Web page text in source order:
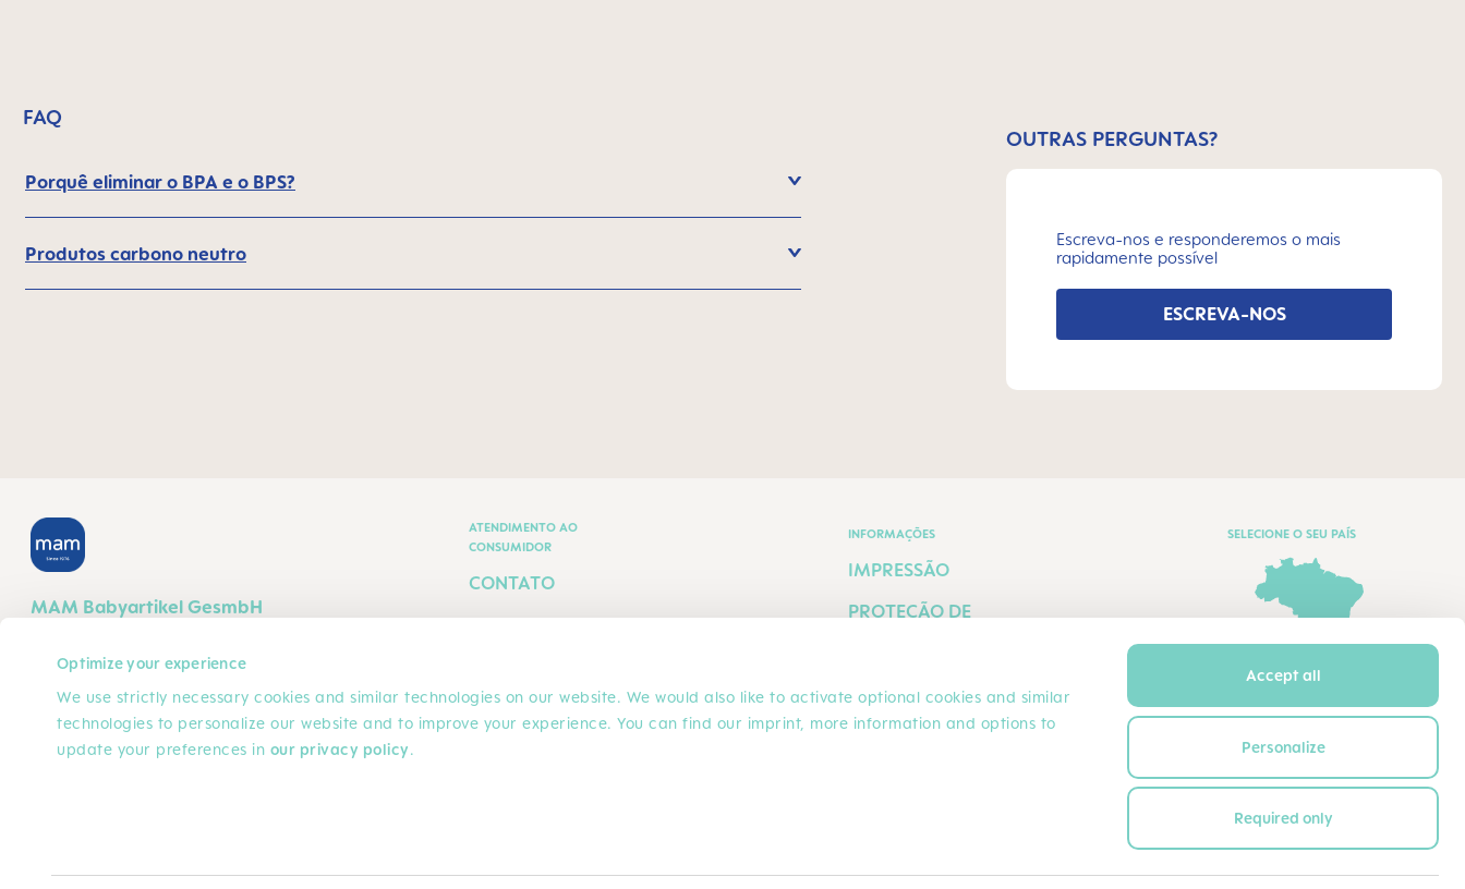
Optimize your experience
We use strictly necessary cookies and similar technologies on our website. We would also like to activate optional cookies and similar
technologies to personalize our website and to improve your experience. You can find our imprint, more information and options to
update your preferences in our privacy policy.
Accept all
Personalize
Required only
FAQ
Porquê eliminar o BPA e o BPS?
Produtos carbono neutro
OUTRAS PERGUNTAS?
Escreva-nos e responderemos o mais
rapidamente possível
ESCREVA-NOS
MAM Babyartikel GesmbH
1160 Vienna
SIGA-NOS
ATENDIMENTO AO
CONSUMIDOR
CONTATO
TERMOS E
FAQ
INFORMAÇÕES
IMPRESSÃO
PROTEÇÃO DE
SELECIONE O SEU PAÍS
© 2025, MAM Babyartikel GmbH COMPRAS SEGURAS FORMAS DE PAGAMENTO